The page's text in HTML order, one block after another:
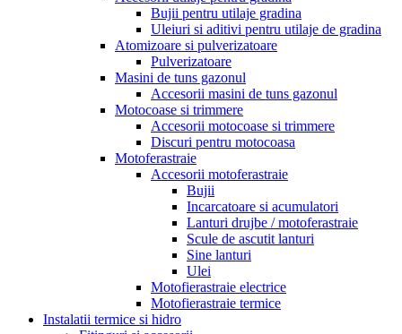
Bujii pentru utilaje gradina
Uleiuri si aditivi pentru utilaje de gradina
Atomizoare si pulverizatoare
Pulverizatoare
Masini de tuns gazonul
Accesorii masini de tuns gazonul
Motocoase si trimmere
Accesorii motocoase si trimmere
Discuri pentru motocoasa
Motoferastraie
Accesorii motoferastraie
Bujii
Incarcatoare si acumulatori
Lanturi drujbe / motoferastraie
Scule de ascutit lanturi
Sine lanturi
Ulei
Motofierastraie electrice
Motofierastraie termice
Instalatii termice si hidro